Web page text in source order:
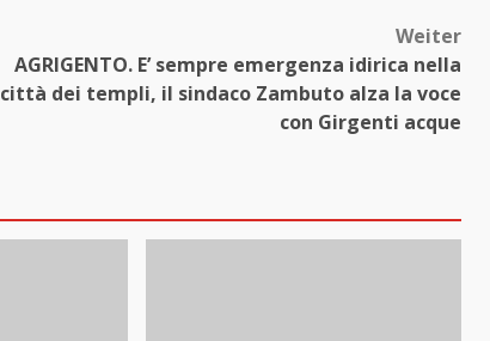
Weiter
AGRIGENTO. E’ sempre emergenza idirica nella
città dei templi, il sindaco Zambuto alza la voce
con Girgenti acque